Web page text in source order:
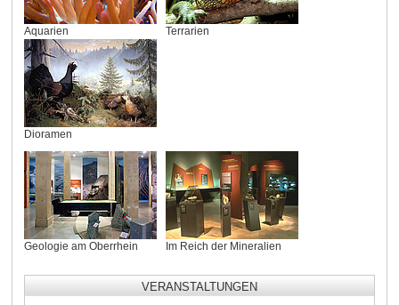
Aquarien Terrarien
Dioramen
Geologie am Oberrhein Im Reich der Mineralien
VERANSTALTUNGEN